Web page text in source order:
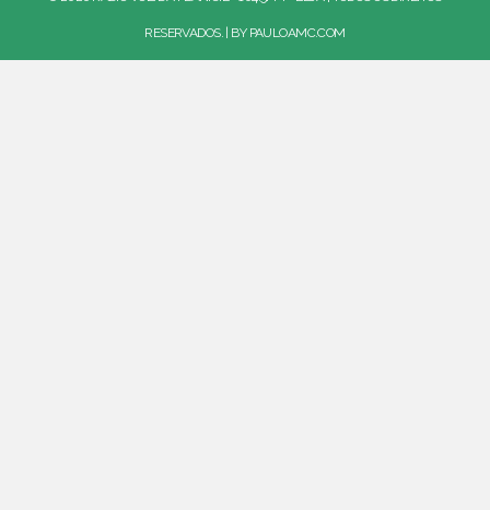
RESERVADOS. | BY PAULOAMC.COM